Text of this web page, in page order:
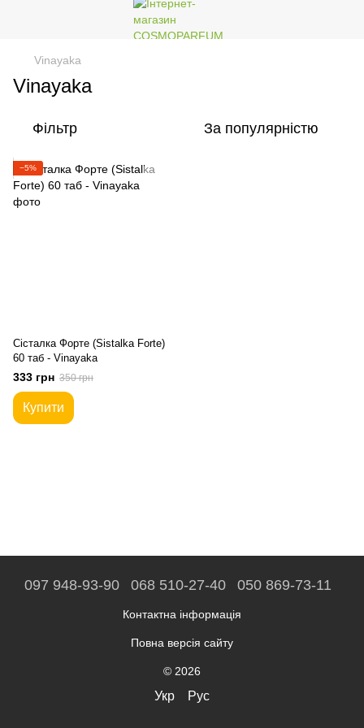
Vinayaka
Vinayaka
Фільтр За популярністю
−5%
Сісталка Форте (Sistalka Forte)
60 таб - Vinayaka
333 грн 350 грн
Купити
097 948-93-90 068 510-27-40 050 869-73-11
Контактна інформація
Повна версія сайту
© 2026
Укр Рус